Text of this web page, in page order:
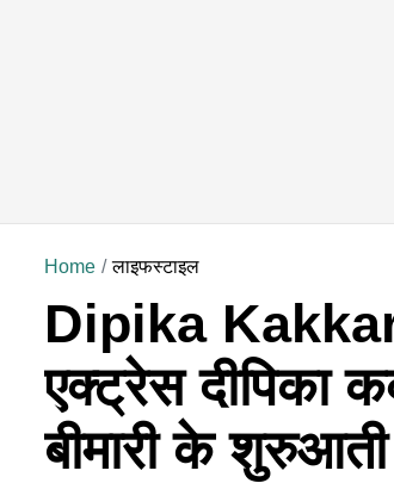
Home लाइफस्टाइल
Dipika
एक्ट्रेस
बीमारी के